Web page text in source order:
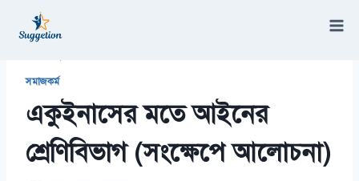
সমাজকর্ম
একুইনাসের মতে আইনের
শ্রেণিবিভাগ (সংক্ষেপে আলোচনা)